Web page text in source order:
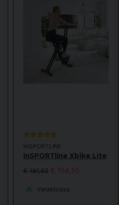
INSPORTLINE
inSPORTline Xbike Lite
€ 181,83 € 154,55
Varastossa